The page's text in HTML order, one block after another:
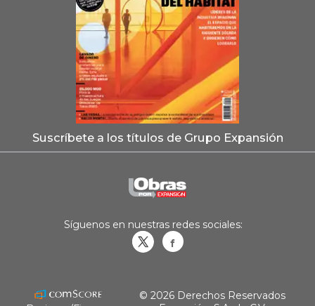
Suscríbete a los títulos de Grupo Expansión
Síguenos en nuestras redes sociales:
© 2026 Derechos Reservados